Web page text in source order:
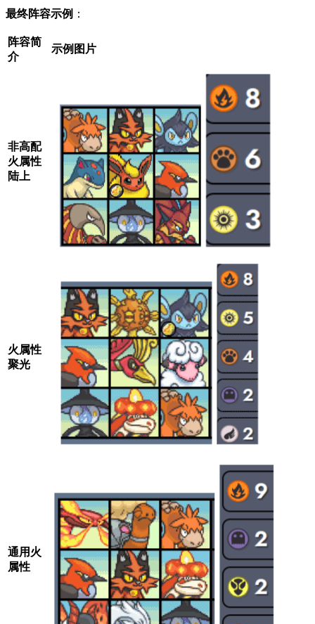
最终阵容示例 ：
阵容简
介
示例图片
非高配
火属性
陆上
火属性
聚光
通用火
属性